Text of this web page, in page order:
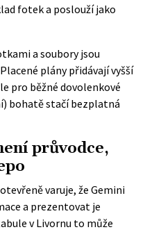
fotek a poslouží jako
a soubory jsou
plány přidávají vyšší
pro běžné dovolenkové
bohatě stačí bezplatná
průvodce,
otevřeně varuje, že Gemini
a prezentovat je
v Livornu to může